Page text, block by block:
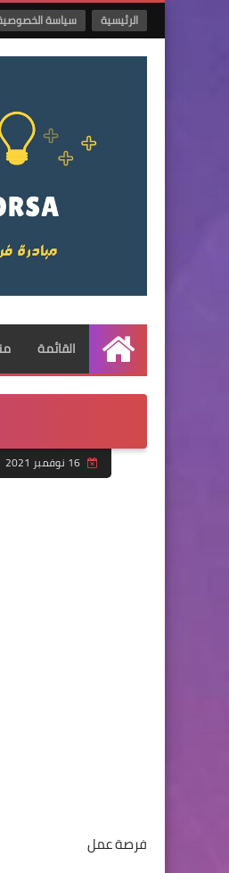
الرئيسية سياسة
الرئيسية
القائمة
16 نوفمبر 2021
فرصة عمل